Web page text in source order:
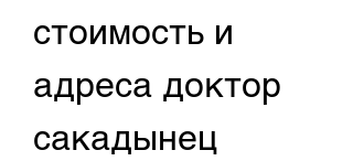
стоимость и
адреса доктор
сакадынец